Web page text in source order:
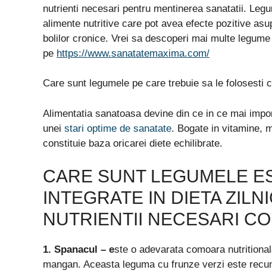
nutrienti necesari pentru mentinerea sanatatii.
alimente nutritive care pot avea efecte pozitive
bolilor cronice. Vrei sa descoperi mai multe
pe https://www.sanatatemaxima.com/
Care sunt legumele pe care trebuie sa le folosesti
Alimentatia sanatoasa devine din ce in ce mai
unei stari optime de sanatate. Bogate in vitamine,
constituie baza oricarei diete echilibrate.
CARE SUNT LEGUMELE
INTEGRATE IN DIETA
NUTRIENTII NECESARI
1. Spanacul – este o adevarata comoara
mangan. Aceasta leguma cu frunze verzi este